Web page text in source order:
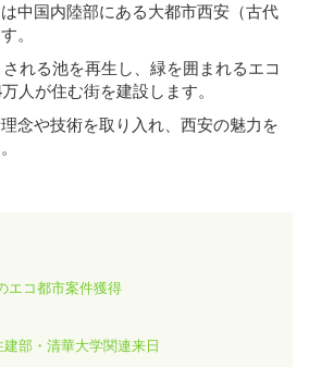
中国内陸部にある大都市西安（古代
。
れる池を再生し、緑を囲まれるエコ
人が住む街を建設します。
念や技術を取り入れ、西安の魅力を
エコ都市案件獲得
部・清華大学関連来日